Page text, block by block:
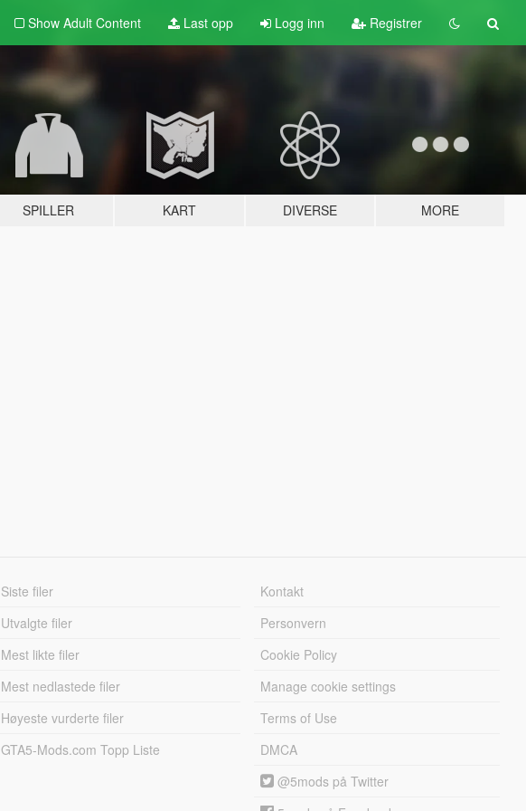
Show Adult Content Last opp Logg inn Registrer
SPILLER KART DIVERSE MORE
Siste filer
Utvalgte filer
Mest likte filer
Mest nedlastede filer
Høyeste vurderte filer
GTA5-Mods.com Topp Liste
Kontakt
Personvern
Cookie Policy
Manage cookie settings
Terms of Use
DMCA
@5mods på Twitter